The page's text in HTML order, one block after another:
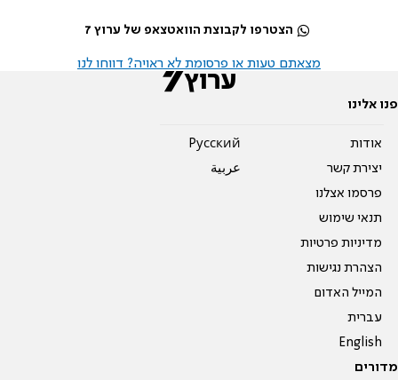
הצטרפו לקבוצת הוואטצאפ של ערוץ 7
מצאתם טעות או פרסומת לא ראויה? דווחו לנו
פנו אלינו
אודות
יצירת קשר
פרסמו אצלנו
תנאי שימוש
מדיניות פרטיות
הצהרת נגישות
המייל האדום
עברית
English
Pусский
عربية
מדורים